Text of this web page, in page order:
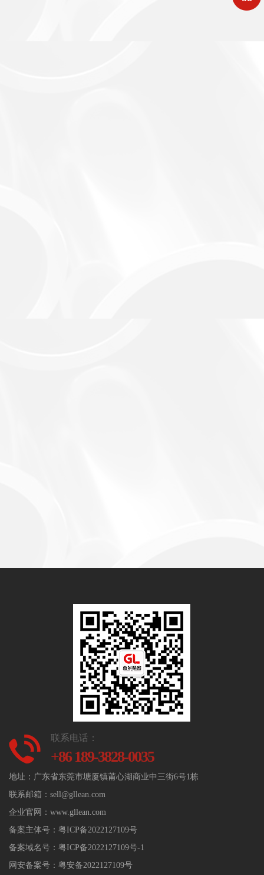
联系电话：
+86 189-3828-0035
地址：广东省东莞市塘厦镇莆心湖商业中三街6号1栋
联系邮箱：sell@gllean.com
企业官网：www.gllean.com
备案主体号： 粤ICP备2022127109号
备案域名号： 粤ICP备2022127109号-1
网安备案号： 粤安备2022127109号